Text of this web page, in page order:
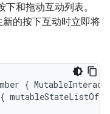
下和拖动互动列表。
的按下互动时立即将
{
{